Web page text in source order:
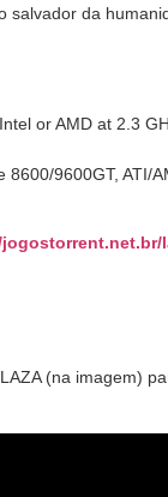
salvador da
or AMD at 2.3
8600/9600GT, ATI/
(na imagem)